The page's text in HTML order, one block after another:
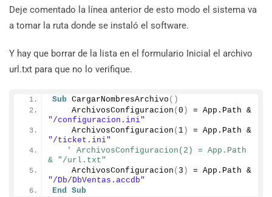
Deje comentado la línea anterior de esto modo el sistema va
a tomar la ruta donde se instaló el software.
Y hay que borrar de la lista en el formulario Inicial el archivo
url.txt para que no lo verifique.
Sub CargarNombresArchivo ()
ArchivosConfiguracion (0 ) = App. Path
"/configuracion.ini"
ArchivosConfiguracion ( 1) = App. Path
"/ticket.ini"
' ArchivosConfiguracion(2) = App.Path
& "/url.txt"
ArchivosConfiguracion ( 3 ) = App. Path
"/Db/DbVentas.accdb"
End
Sub